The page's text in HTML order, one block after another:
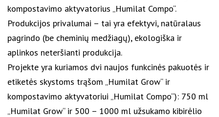
kompostavimo aktyvatorius „Humilat Compo“.
Produkcijos privalumai – tai yra efektyvi, natūralaus
pagrindo (be cheminių medžiagų), ekologiška ir
aplinkos neteršianti produkcija.
Projekte yra kuriamos dvi naujos funkcinės pakuotės ir
etiketės skystoms trąšom „Humilat Grow“ ir
kompostavimo aktyvatoriui „Humilat Compo“): 750 ml
„Humilat Grow“ ir 500 – 1000 ml užsukamo kibirėlio